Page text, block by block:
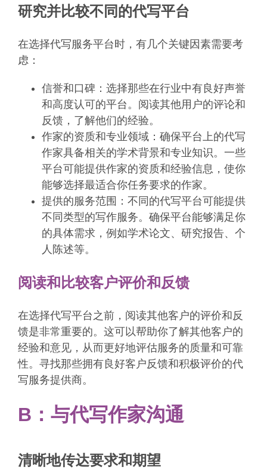
研究并比较不同的代写平台
在选择代写服务平台时，有几个关键因素需要考
虑：
信誉和口碑：选择那些在行业中有良好声誉
和高度认可的平台。阅读其他用户的评论和
反馈，了解他们的经验。
作家的资质和专业领域：确保平台上的代写
作家具备相关的学术背景和专业知识。一些
平台可能提供作家的资质和经验信息，使你
能够选择最适合你任务要求的作家。
提供的服务范围：不同的代写平台可能提供
不同类型的写作服务。确保平台能够满足你
的具体需求，例如学术论文、研究报告、个
人陈述等。
阅读和比较客户评价和反馈
在选择代写平台之前，阅读其他客户的评价和反
馈是非常重要的。这可以帮助你了解其他客户的
经验和意见，从而更好地评估服务的质量和可靠
性。寻找那些拥有良好客户反馈和积极评价的代
写服务提供商。
B：与代写作家沟通
清晰地传达要求和期望